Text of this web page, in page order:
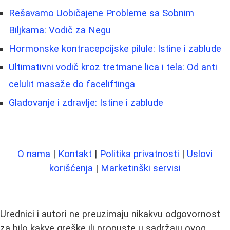
Rešavamo Uobičajene Probleme sa Sobnim
Biljkama: Vodič za Negu
Hormonske kontracepcijske pilule: Istine i zablude
Ultimativni vodič kroz tretmane lica i tela: Od anti
celulit masaže do faceliftinga
Gladovanje i zdravlje: Istine i zablude
O nama | Kontakt | Politika privatnosti | Uslovi
korišćenja | Marketinški servisi
Urednici i autori ne preuzimaju nikakvu odgovornost